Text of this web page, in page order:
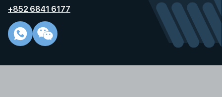
+852 6841 6177